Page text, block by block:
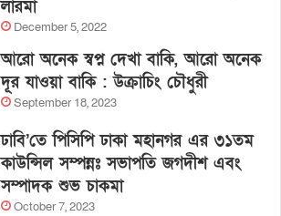
লারমা
December 5, 2022
আরো অনেক স্বপ্ন দেখা বাকি, আরো অনেক
দূর যাওয়া বাকি : উক্রাচিং চৌধুরী
September 18, 2023
ঢাবি’তে পিসিপি ঢাকা মহানগর এর ৩১তম
কাউন্সিল সম্পন্নঃ সভাপতি জগদীশ এবং
সম্পাদক শুভ চাকমা
October 7, 2023